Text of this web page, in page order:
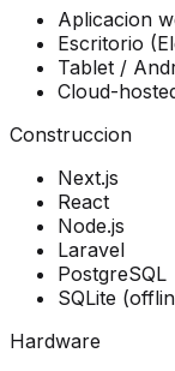
Aplicacion
Escritorio
Tablet /
Cloud-
Construccion
Next.js
React
Node.js
Laravel
PostgreSQL
SQLite
Hardware